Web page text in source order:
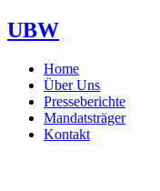
Zum
Inhalt
UBW
Home
Über Uns
Presseberichte
Mandatsträger
Kontakt